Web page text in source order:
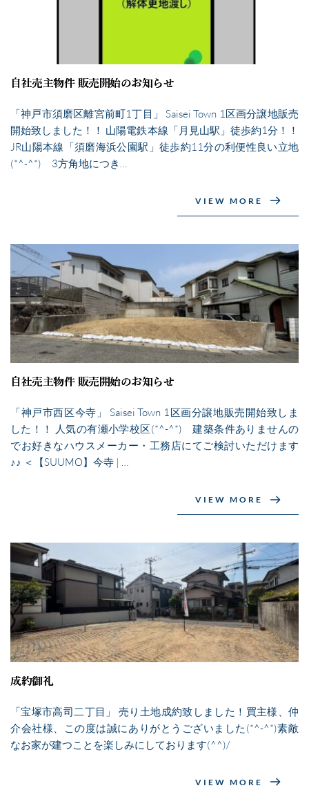
自社売主物件 販売開始のお知らせ
「神戸市須磨区離宮前町1丁目」 Saisei Town 1区画分譲地販売
開始致しました！！ 山陽電鉄本線「月見山駅」徒歩約1分！！
JR山陽本線「須磨海浜公園駅」徒歩約11分の利便性良い立地
(*^-^*) 3方角地につき…
VIEW MORE
自社売主物件 販売開始のお知らせ
「神戸市西区今寺」 Saisei Town 1区画分譲地販売開始致しま
した！！ 人気の有瀬小学校区(*^-^*) 建築条件ありませんの
でお好きなハウスメーカー・工務店にてご検討いただけます
♪♪ ＜【SUUMO】今寺 | …
VIEW MORE
成約御礼
「宝塚市高司二丁目」 売り土地成約致しました！買主様、仲
介会社様、この度は誠にありがとうございました(*^-^*)素敵
なお家が建つことを楽しみにしております(^^)/
VIEW MORE